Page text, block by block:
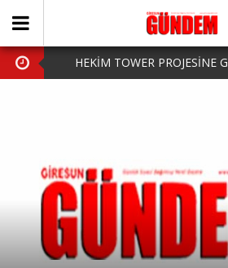
HEKİM TOWER PROJESİNE
HARUN CİCİ: VİDEOYU